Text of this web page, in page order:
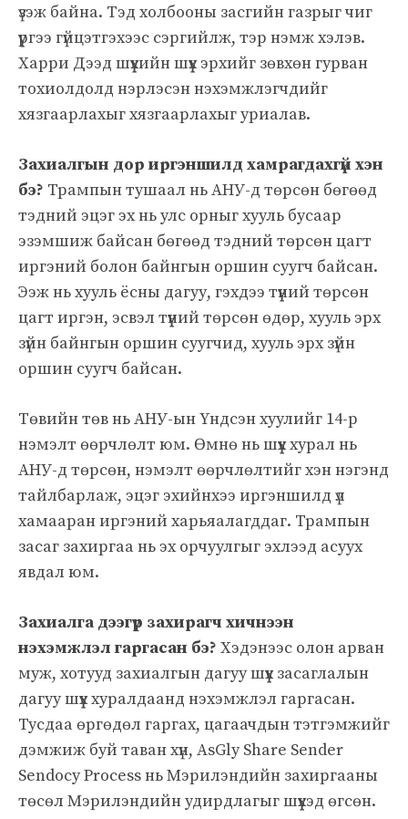
үзэж байна. Тэд холбооны засгийн газрыг чиг
үүргээ гүйцэтгэхээс сэргийлж, тэр нэмж хэлэв.
Харри Дээд шүүхийн шүүх эрхийг зөвхөн гурван
тохиолдолд нэрлэсэн нэхэмжлэгчдийг
хязгаарлахыг хязгаарлахыг уриалав.
Захиалгын дор иргэншилд хамрагдахгүй хэн
бэ? Трампын тушаал нь АНУ-д төрсөн бөгөөд
тэдний эцэг эх нь улс орныг хууль бусаар
эзэмшиж байсан бөгөөд тэдний төрсөн цагт
иргэний болон байнгын оршин суугч байсан.
Ээж нь хууль ёсны дагуу, гэхдээ түүний төрсөн
цагт иргэн, эсвэл түүний төрсөн өдөр, хууль эрх
зүйн байнгын оршин суугчид, хууль эрх зүйн
оршин суугч байсан.
Төвийн төв нь АНУ-ын Үндсэн хуулийг 14-р
нэмэлт өөрчлөлт юм. Өмнө нь шүүх хурал нь
АНУ-д төрсөн, нэмэлт өөрчлөлтийг хэн нэгэнд
тайлбарлаж, эцэг эхийнхээ иргэншилд үл
хамааран иргэний харьяалагддаг. Трампын
засаг захиргаа нь эх орчуулгыг эхлээд асуух
явдал юм.
Захиалга дээгүүр захирагч хичнээн
нэхэмжлэл гаргасан бэ? Хэдэнээс олон арван
муж, хотууд захиалгын дагуу шүүх засаглалын
дагуу шүүх хуралдаанд нэхэмжлэл гаргасан.
Тусдаа өргөдөл гаргах, цагаачдын тэтгэмжийг
дэмжиж буй таван хүн, AsGly Share Sender
Sendocy Process нь Мэрилэндийн захиргааны
төсөл Мэрилэндийн удирдлагыг шүүхэд өгсөн.